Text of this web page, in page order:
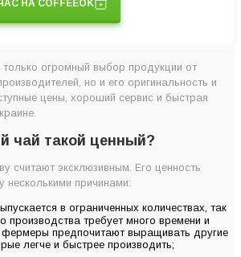
НА COFFEEOK
огромный выбор продукции от
но и его оригинальность и
цены, хороший сервис и быстрая
чай такой ценный?
считают эксклюзивным. Его ценность
несколькими причинами:
в ограниченных количествах, так
производства требует много времени и
предпочитают выращивать другие
легче и быстрее производить;